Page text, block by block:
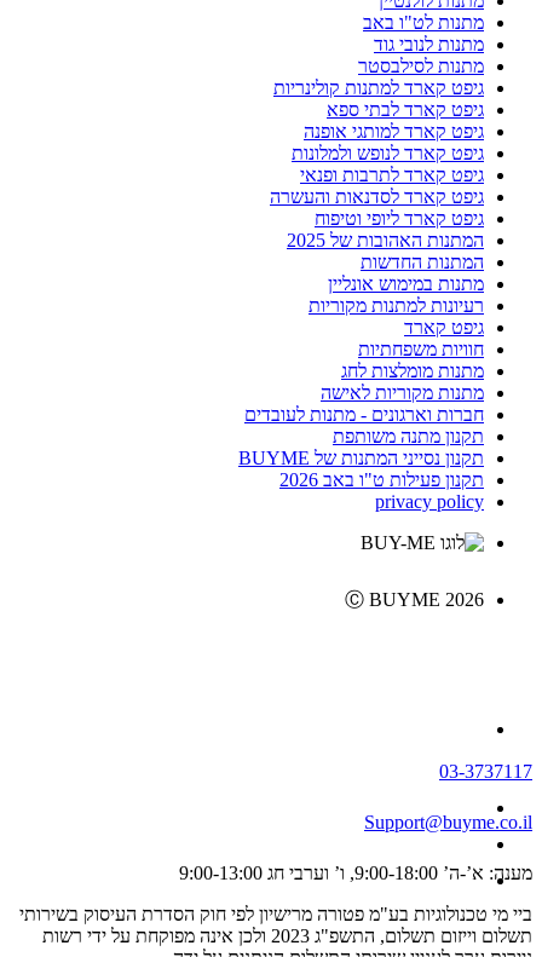
מתנות לט"ו באב
מתנות לנובי גוד
מתנות לסילבסטר
גיפט קארד למתנות קולינריות
גיפט קארד לבתי ספא
גיפט קארד למותגי אופנה
גיפט קארד לנופש ולמלונות
גיפט קארד לתרבות ופנאי
גיפט קארד לסדנאות והעשרה
גיפט קארד ליופי וטיפוח
המתנות האהובות של 2025
המתנות החדשות
מתנות במימוש אונליין
רעיונות למתנות מקוריות
גיפט קארד
חוויות משפחתיות
מתנות מומלצות לחג
מתנות מקוריות לאישה
חברות וארגונים - מתנות לעובדים
תקנון מתנה משותפת
תקנון נסייני המתנות של BUYME
תקנון פעילות ט"ו באב 2026
privacy policy
Ⓒ BUYME 2026
03-3737117
Support@buyme.co.il
מענה: א’-ה’ 9:00-18:00, ו’ וערבי חג 9:00-13:00
ביי מי טכנולוגיות בע"מ פטורה מרישיון לפי חוק הסדרת העיסוק בשירותי
תשלום וייזום תשלום, התשפ"ג 2023 ולכן אינה מפוקחת על ידי רשות